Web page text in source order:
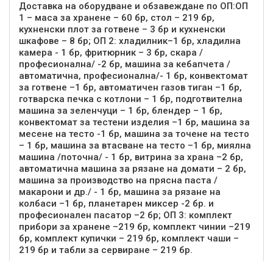
Доставка на оборудване и обзавеждане по ОП:ОП
1 – маса за хранене – 60 бр, стол – 219 бр,
кухненски плот за готвене – 3 бр и кухненски
шкафове – 8 бр; ОП 2: хладилник–1 бр, хладилна
камера - 1 бр, фритюрник – 3 бр, скара /
професионална/ -2 бр, машина за кебапчета /
автоматична, професионална/- 1 бр, конвектомат
за готвене –1 бр, автоматичен газов тиган –1 бр,
готварска печка с котлони – 1 бр, подготвителна
машина за зеленчуци – 1 бр, блендер – 1 бр,
конвектомат за тестени изделия –1 бр, машина за
месене на тесто -1 бр, машина за точене на тесто
– 1 бр, машина за втасване на тесто –1 бр, миялна
машина /поточна/ - 1 бр, витрина за храна –2 бр,
автоматична машина за рязане на домати – 2 бр,
машина за производство на прясна паста /
макарони и др./ - 1 бр, машина за рязане на
колбаси –1 бр, планетарен миксер -2 бр. и
професионален пасатор –2 бр; ОП 3: комплект
прибори за хранене –219 бр, комплект чинии –219
бр, комплект купички – 219 бр, комплект чаши –
219 бр и табли за сервиране – 219 бр.